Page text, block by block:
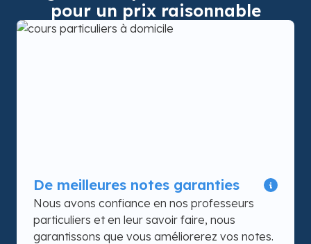
pour un prix raisonnable
De meilleures notes garanties
Nous avons confiance en nos professeurs
particuliers et en leur savoir faire, nous
garantissons que vous améliorerez vos notes.